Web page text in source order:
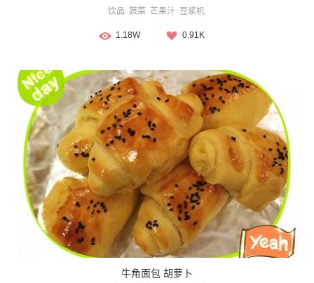
饮品 蔬菜 芒果汁 豆浆机
1.18W 0.91K
牛角面包 胡萝卜